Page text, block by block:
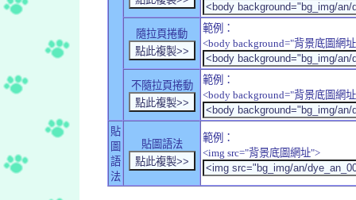
隨拉頁捲動
範例：
<body background="背景底圖網
不隨拉頁捲動
範例：
<body background="背景底圖網
貼
圖
語
法
貼圖語法
範例：
<img src="背景底圖網址">